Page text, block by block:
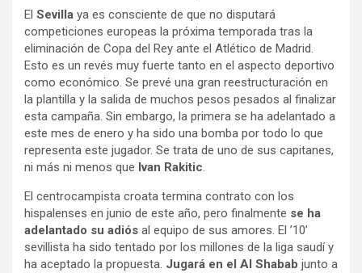
El Sevilla ya es consciente de que no disputará
competiciones europeas la próxima temporada tras la
eliminación de Copa del Rey ante el Atlético de Madrid.
Esto es un revés muy fuerte tanto en el aspecto deportivo
como económico. Se prevé una gran reestructuración en
la plantilla y la salida de muchos pesos pesados al finalizar
esta campaña. Sin embargo, la primera se ha adelantado a
este mes de enero y ha sido una bomba por todo lo que
representa este jugador. Se trata de uno de sus capitanes,
ni más ni menos que Ivan Rakitic.
El centrocampista croata termina contrato con los
hispalenses en junio de este año, pero finalmente se ha
adelantado su adiós al equipo de sus amores. El ’10’
sevillista ha sido tentado por los millones de la liga saudí y
ha aceptado la propuesta. Jugará en el Al Shabab junto a